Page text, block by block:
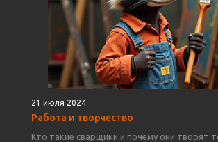
21 июля 2024
Работа и творчество
Кто такие сварщики и почему они творят